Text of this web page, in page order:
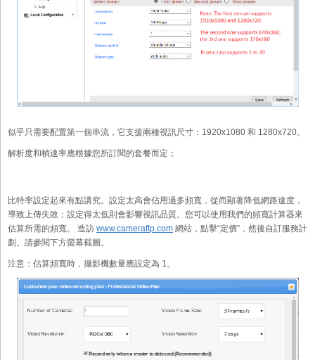
似乎只需要配置第一個串流，它支援兩種視訊尺寸：1920x1080 和 1280x720。
解析度和幀速率應根據您所訂閱的套餐而定；
比特率設定起來有點講究。設定太高會佔用過多頻寬，從而顯著降低網路速度，
導致上傳失敗；設定得太低則會影響視訊品質。您可以使用我們的頻寬計算器來
估算所需的頻寬。 造訪 www.cameraftp.com 網站，點擊“定價”，然後自訂服務計
劃。請參閱下方螢幕截圖。
注意：估算頻寬時，攝影機數量應設定為 1。